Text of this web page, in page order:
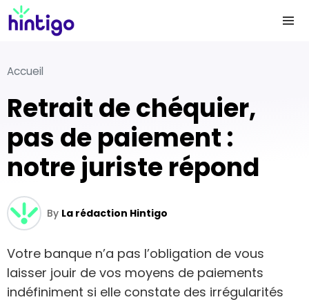
Accueil
Retrait de chéquier,
pas de paiement :
notre juriste répond
By La rédaction Hintigo
Votre banque n’a pas l’obligation de vous
laisser jouir de vos moyens de paiements
indéfiniment si elle constate des irrégularités